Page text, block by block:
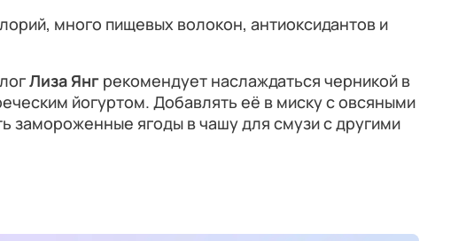
много пищевых волокон, антиоксидантов и
Лиза Янг рекомендует наслаждаться черникой в
йогуртом. Добавлять её в миску с овсяными
замороженные ягоды в чашу для смузи с другими